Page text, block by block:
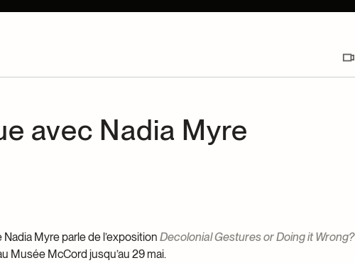
avec Nadia Myre
Nadia Myre parle de l’exposition Decolonial Gestures or Doing it Wrong?
Musée McCord jusqu’au 29 mai.